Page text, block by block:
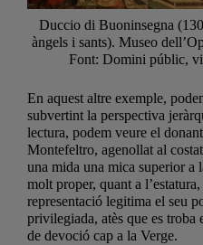
Duccio di Buoninsegna
àngels i sants). Museo
Font: Domini públic,
En aquest altre exemple,
subvertint la perspectiva
lectura, podem veure el
Montefeltro, agenollat al
una mida una mica superior a
molt proper, quant a
representació legitima el seu
privilegiada, atès que es
de devoció cap a la Verge.